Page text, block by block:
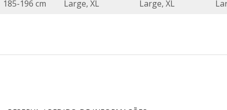
185-196 cm Large, XL Large, XL